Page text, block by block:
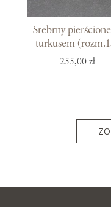
Srebrny
turkusem
255,00 zł